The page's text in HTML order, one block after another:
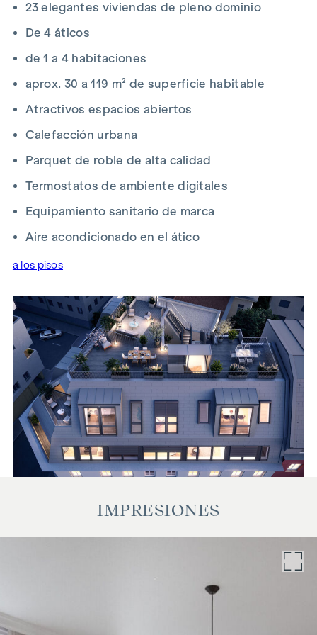
proporcionan un clima interior agradable en todo momento,
mientras que las ventanas con acristalamiento aislante de
tranquilidad. Todos los cuartos de baño impresionan no sólo
con sanitarios de marca, sino también con una radio de
iluminados atmosféricamente. Los suelos de parqué en
espiga, las puertas con paneles de diseño artístico y los
armonioso en los pisos estándar.
En los áticos, el suelo de parqué y el acristalamiento aislante
de triple vidrio sientan nuevas bases. Lo más destacado es
la unidad de aire acondicionado regulable individualmente
en cada vivienda. Además, la protección solar eléctrica y el
amplia gama de opciones de control a través de un iPad,
COSTES ADICIONALES
En aras del buen orden, nos gustaría señalar que, a menos
que se indique lo contrario en la oferta, se cobrará una
comisión sobre la finalización con éxito de la transacción a
las tasas estipuladas en la Ordenanza de Agentes
Inmobiliarios BGBI. 262 y 297/1996 - es decir, el 3% del
precio de compra más el 20% de IVA. Esta obligación de
comisión también se aplica si transmite a terceros la
información que se le ha facilitado. Por último, nos gustaría
Makler GmbH y el vendedor.
La redacción del contrato y la tramitación de la operación de
plica están vinculadas al bufete de abogados Engindeniz
gastos ascienden al 1,5 % del precio de compra más el 20 %
financiación por terceros, los gastos aumentan al 1,8 % del
23 elegantes viviendas de pleno dominio
De 4 áticos
de 1 a 4 habitaciones
aprox. 30 a 119 m² de superficie habitable
Atractivos espacios abiertos
Calefacción urbana
Parquet de roble de alta calidad
Termostatos de ambiente digitales
Equipamiento sanitario de marca
Aire acondicionado en el ático
a los pisos
IMPRESIONES